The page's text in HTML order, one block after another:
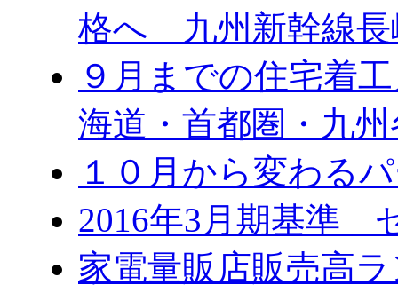
格へ 九州新幹線長
９月までの住宅着
海道・首都圏・九
１０月から変わ
2016年3月期基準
家電量販店販売高